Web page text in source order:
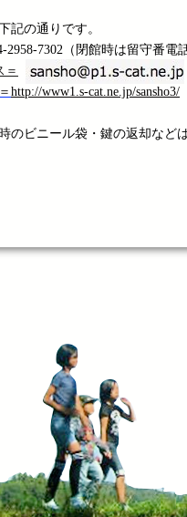
記の通りです。
2958-7302（閉館時は留守番電
＝
http://www1.s-cat.ne.jp/sansho3/
のビニール袋・鍵の返却など